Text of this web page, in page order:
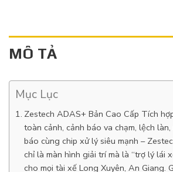
MÔ TẢ
Mục Lục
Zestech ADAS+ Bản Cao Cấp Tích
toàn cảnh, cảnh báo va chạm, lệch
báo cùng chip xử lý siêu mạnh –
chỉ là màn hình giải trí mà là “trợ lý lái
cho mọi tài xế Long Xuyên, An Giang.